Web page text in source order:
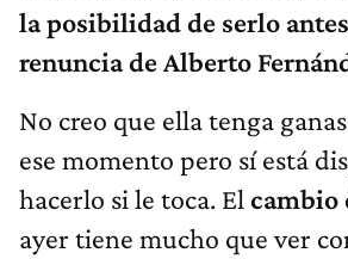
la posibilidad de serlo
renuncia de Alberto
No creo que ella tenga
ese momento pero sí está
hacerlo si le toca. El cambio
ayer tiene mucho que ver